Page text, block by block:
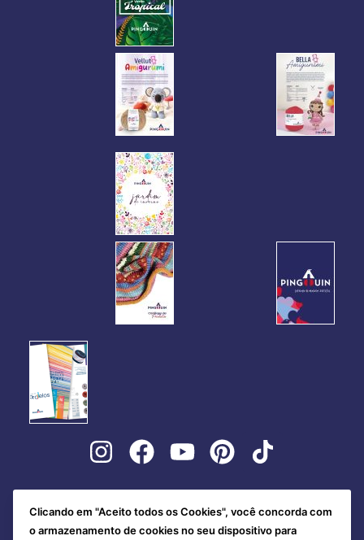
Clicando em "Aceito todos os Cookies", você concorda com
o armazenamento de cookies no seu dispositivo para